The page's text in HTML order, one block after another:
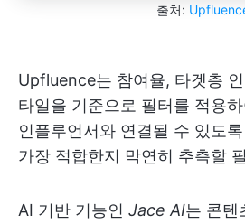
출처:
Upfluence는 참여율, 타겟층
타일을 기준으로 필터를 적용
인플루언서와 연결될 수 있도
가장 적합한지 막연히 추측할
AI 기반 기능인 Jace AI는 콘텐